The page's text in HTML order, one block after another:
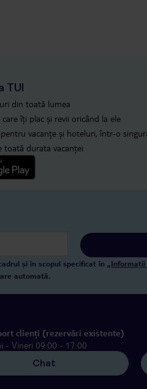
TUI
din toată lumea
îți plac și revii oricând la ele
vacanțe și hoteluri, într-o
durata vacanței
și în scopul specificat în
automată.
clienți (rezervări existente)
- Vineri 09:00 - 17:00
Chat